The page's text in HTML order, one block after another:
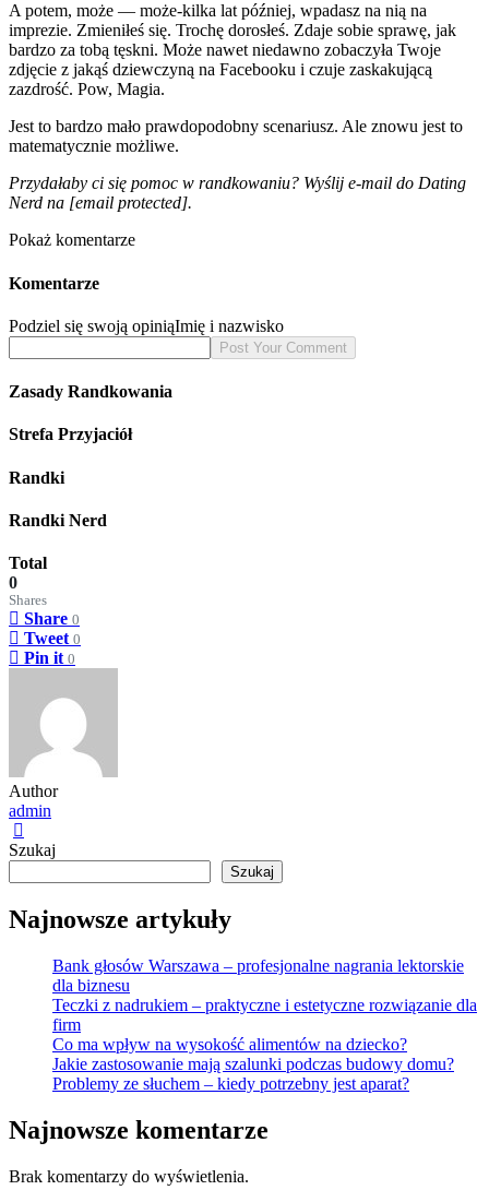
A potem, może — może-kilka lat później, wpadasz na nią na
imprezie. Zmieniłeś się. Trochę dorosłeś. Zdaje sobie sprawę, jak
bardzo za tobą tęskni. Może nawet niedawno zobaczyła Twoje
zdjęcie z jakąś dziewczyną na Facebooku i czuje zaskakującą
zazdrość. Pow, Magia.
Jest to bardzo mało prawdopodobny scenariusz. Ale znowu jest to
matematycznie możliwe.
Przydałaby ci się pomoc w randkowaniu? Wyślij e-mail do Dating
Nerd na [email protected].
Pokaż komentarze
Komentarze
Podziel się swoją opiniąImię i nazwisko
Zasady Randkowania
Strefa Przyjaciół
Randki
Randki Nerd
Total
0
Shares
Share 0
Tweet 0
Pin it 0
Author
admin
Szukaj
Szukaj
Najnowsze artykuły
Bank głosów Warszawa – profesjonalne nagrania lektorskie
dla biznesu
Teczki z nadrukiem – praktyczne i estetyczne rozwiązanie dla
firm
Co ma wpływ na wysokość alimentów na dziecko?
Jakie zastosowanie mają szalunki podczas budowy domu?
Problemy ze słuchem – kiedy potrzebny jest aparat?
Najnowsze komentarze
Brak komentarzy do wyświetlenia.